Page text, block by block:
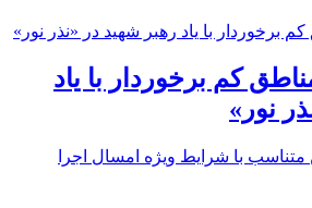
کم برخوردار با یاد
نور»